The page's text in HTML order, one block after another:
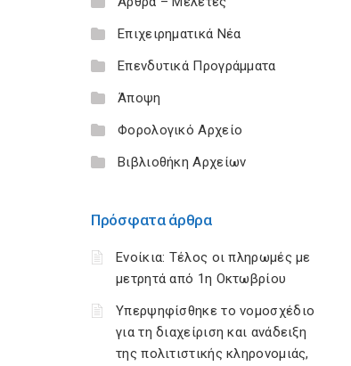
Επιχειρηματικά Νέα
Επενδυτικά Προγράμματα
Άποψη
Φορολογικό Αρχείο
Βιβλιοθήκη Αρχείων
Πρόσφατα άρθρα
Ενοίκια: Τέλος οι πληρωμές με
μετρητά από 1η Οκτωβρίου
Υπερψηφίσθηκε το νομοσχέδιο
για τη διαχείριση και ανάδειξη
της πολιτιστικής κληρονομιάς,